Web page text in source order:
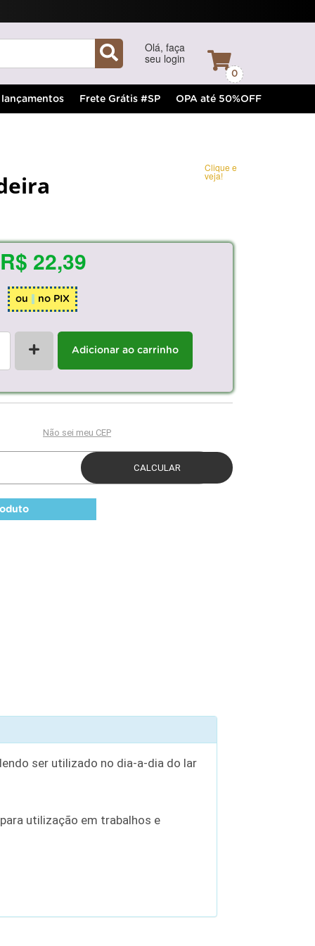
Olá, faça
seu login
0
lançamentos Frete Grátis #SP OPA até 50%OFF
Clique e
veja!
R$ 22,39
ou no PIX
+ Adicionar ao carrinho
ser utilizado no dia-a-dia do lar
utilização em trabalhos e